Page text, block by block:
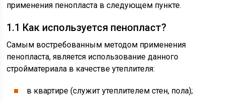
применения пенопласта в следующем пункте.
1.1 Как используется пенопласт?
Самым востребованным методом применения
пенопласта, является использование данного
стройматериала в качестве утеплителя:
в квартире (служит утеплителем стен, пола);